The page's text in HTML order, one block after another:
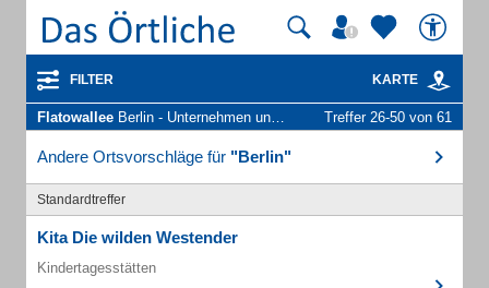
FILTER KARTE
Flatowallee Berlin - Unternehmen und Personen Treffer 26-50 von 61
Andere Ortsvorschläge für "Berlin"
Standardtreffer
Kita Die wilden Westender
Kindertagesstätten